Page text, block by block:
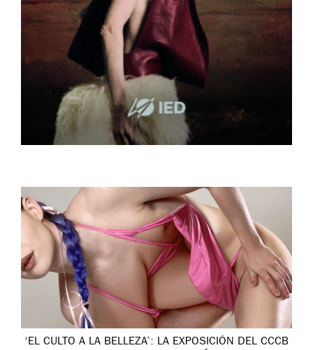
‘EL CULTO A LA BELLEZA’: LA EXPOSICIÓN DEL CCCB